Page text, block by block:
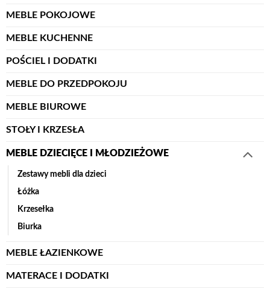
MEBLE POKOJOWE
MEBLE KUCHENNE
POŚCIEL I DODATKI
MEBLE DO PRZEDPOKOJU
MEBLE BIUROWE
STOŁY I KRZESŁA
MEBLE DZIECIĘCE I MŁODZIEŻOWE
Zestawy mebli dla dzieci
Łóżka
Krzesełka
Biurka
MEBLE ŁAZIENKOWE
MATERACE I DODATKI